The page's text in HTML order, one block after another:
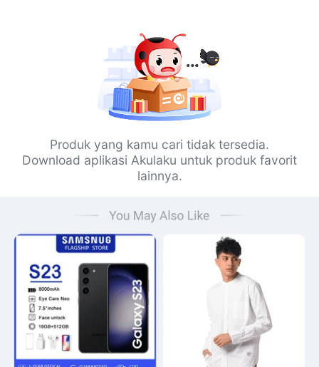
Produk yang kamu cari tidak tersedia.
Download aplikasi Akulaku untuk produk favorit
lainnya.